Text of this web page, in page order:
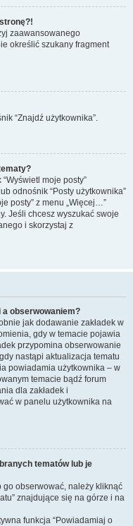
zaawansowanego
określić szukany fragment
“Znajdź użytkownika”.
moje posty”
odnośnik “Posty użytkownika”
posty” z menu „Więcej…”
Jeśli chcesz wyszukać swoje
i skorzystaj z
a obserwowaniem?
jak dodawanie zakładek w
gdy w temacie pojawia
przypomina obserwowanie
nastąpi aktualizacja tematu
powiadamia użytkownika – w
temacie bądź forum
dla zakładek i
w panelu użytkownika na
tematów lub je
go obserwować, należy kliknąć
znajdujące się na górze i na
funkcja “Powiadamiaj o